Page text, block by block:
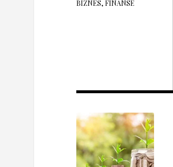
BIZNES, FINANSE